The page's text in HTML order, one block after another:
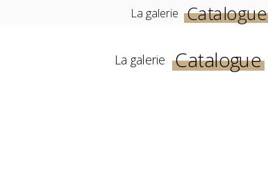
La galerie Catalogue
La galerie Catalogue